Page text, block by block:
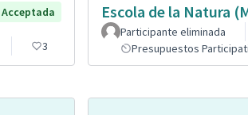
Acceptada
3
Escola de la Natura
Participante eliminada
Presupuestos